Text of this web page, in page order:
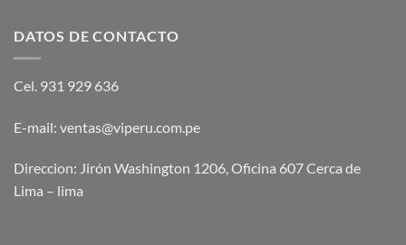
DATOS DE CONTACTO
Cel. 931 929 636
E-mail: ventas@viperu.com.pe
Direccion: Jirón Washington 1206, Oficina 607 Cerca de
Lima – lima